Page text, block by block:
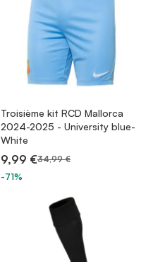
Troisième kit RCD Mallorca
2024-2025 - University blue-
White
9,99 €34,99 €
-71%